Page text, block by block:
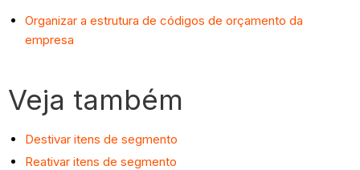
Organizar a estrutura de códigos de orçamento da
empresa
Veja também
Destivar itens de segmento
Reativar itens de segmento